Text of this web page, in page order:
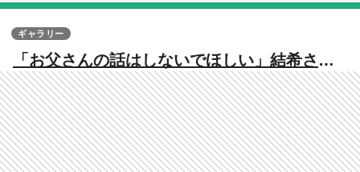
「お父さんの話はしないでほしい」結希さん
が周囲に伝えたことも… “行方不明の息
子”の情報求め「この子」と真顔で淡々と話し
た姿に違和感 死体遺棄容疑で逮捕の父親
「衝動的に首を絞めて殺した」供述
ギャラリー